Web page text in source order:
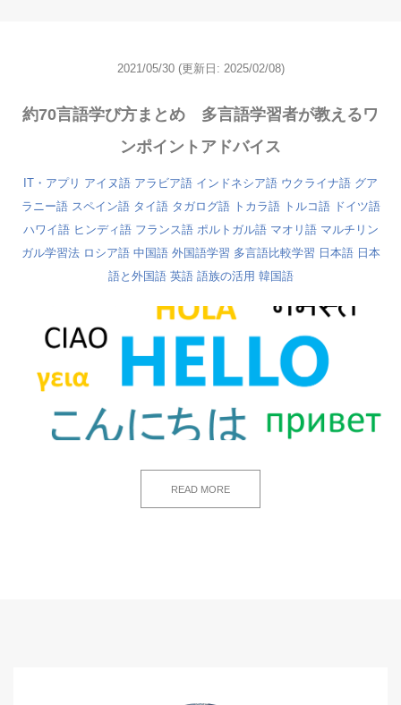
2021/05/30 (更新日: 2025/02/08)
約70言語学び方まとめ 多言語学習者が教えるワ
ンポイントアドバイス
IT・アプリ アイヌ語 アラビア語 インドネシア語 ウクライナ語 グア
ラニー語 スペイン語 タイ語 タガログ語 トカラ語 トルコ語 ドイツ語
ハワイ語 ヒンディ語 フランス語 ポルトガル語 マオリ語 マルチリン
ガル学習法 ロシア語 中国語 外国語学習 多言語比較学習 日本語 日本
語と外国語 英語 語族の活用 韓国語
READ MORE